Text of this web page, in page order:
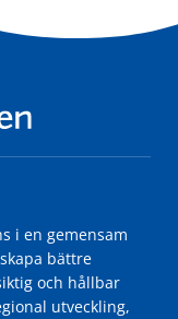
i en gemensam
bättre
och hållbar
utveckling,